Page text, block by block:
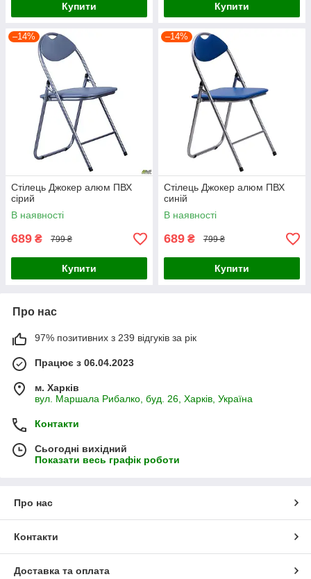
Купити Купити
–14%
Стілець Джокер алюм ПВХ
сірий
В наявності
689 ₴ 799 ₴
Купити
–14%
Стілець Джокер алюм ПВХ
синій
В наявності
689 ₴ 799 ₴
Купити
Про нас
97% позитивних з 239 відгуків за рік
Працює з 06.04.2023
м. Харків
вул. Маршала Рибалко, буд. 26, Харків, Україна
Контакти
Сьогодні вихідний
Показати весь графік роботи
Про нас
Контакти
Доставка та оплата